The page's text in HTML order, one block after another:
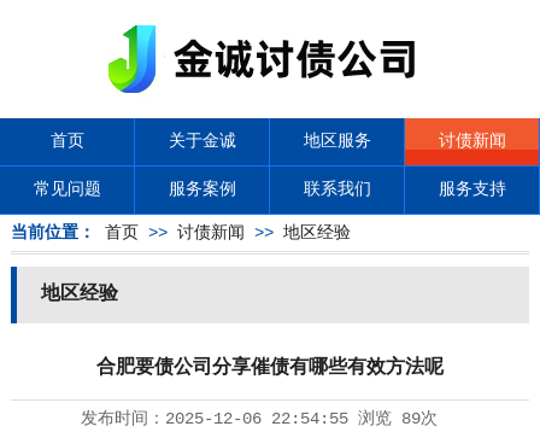
首页 关于金诚 地区服务 讨债新闻
常见问题 服务案例 联系我们 服务支持
当前位置： 首页 >> 讨债新闻 >> 地区经验
地区经验
合肥要债公司分享催债有哪些有效方法呢
发布时间： 2025-12-06 22:54:55浏览 89次